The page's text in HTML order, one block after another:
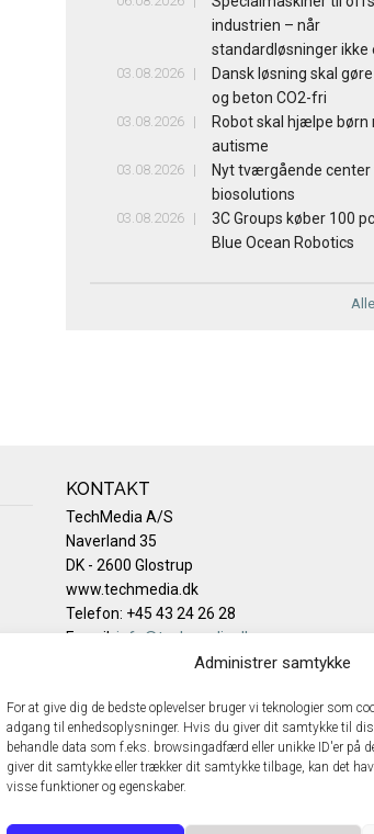
Administrer samtykke
For at give dig de bedste oplevelser bruger vi teknologier som
adgang til enhedsoplysninger. Hvis du giver dit samtykke til
behandle data som f.eks. browsingadfærd eller unikke ID'er på
giver dit samtykke eller trækker dit samtykke tilbage, kan det
visse funktioner og egenskaber.
industrien – når
standardløsninger ikke
03.08.2026
Dansk løsning skal
og beton CO2-fri
03.08.2026
Robot skal hjælpe børn
autisme
03.08.2026
Nyt tværgående
biosolutions
03.08.2026
3C Groups køber 100
Blue Ocean Robotics
KONTAKT
TechMedia A/S
Naverland 35
DK - 2600 Glostrup
www.techmedia.dk
Telefon: +45 43 24 26 28
E-mail: info@techmedia.dk